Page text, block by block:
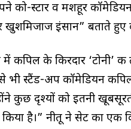
को-स्टार व मशहूर
इंसान” बताते हुए
कपिल के किरदार ‘टोनी’
स्टैंड-अप कॉमेडियन कपिल
कुछ दृश्यों को इतनी
है।” नीतू ने सेट का एक